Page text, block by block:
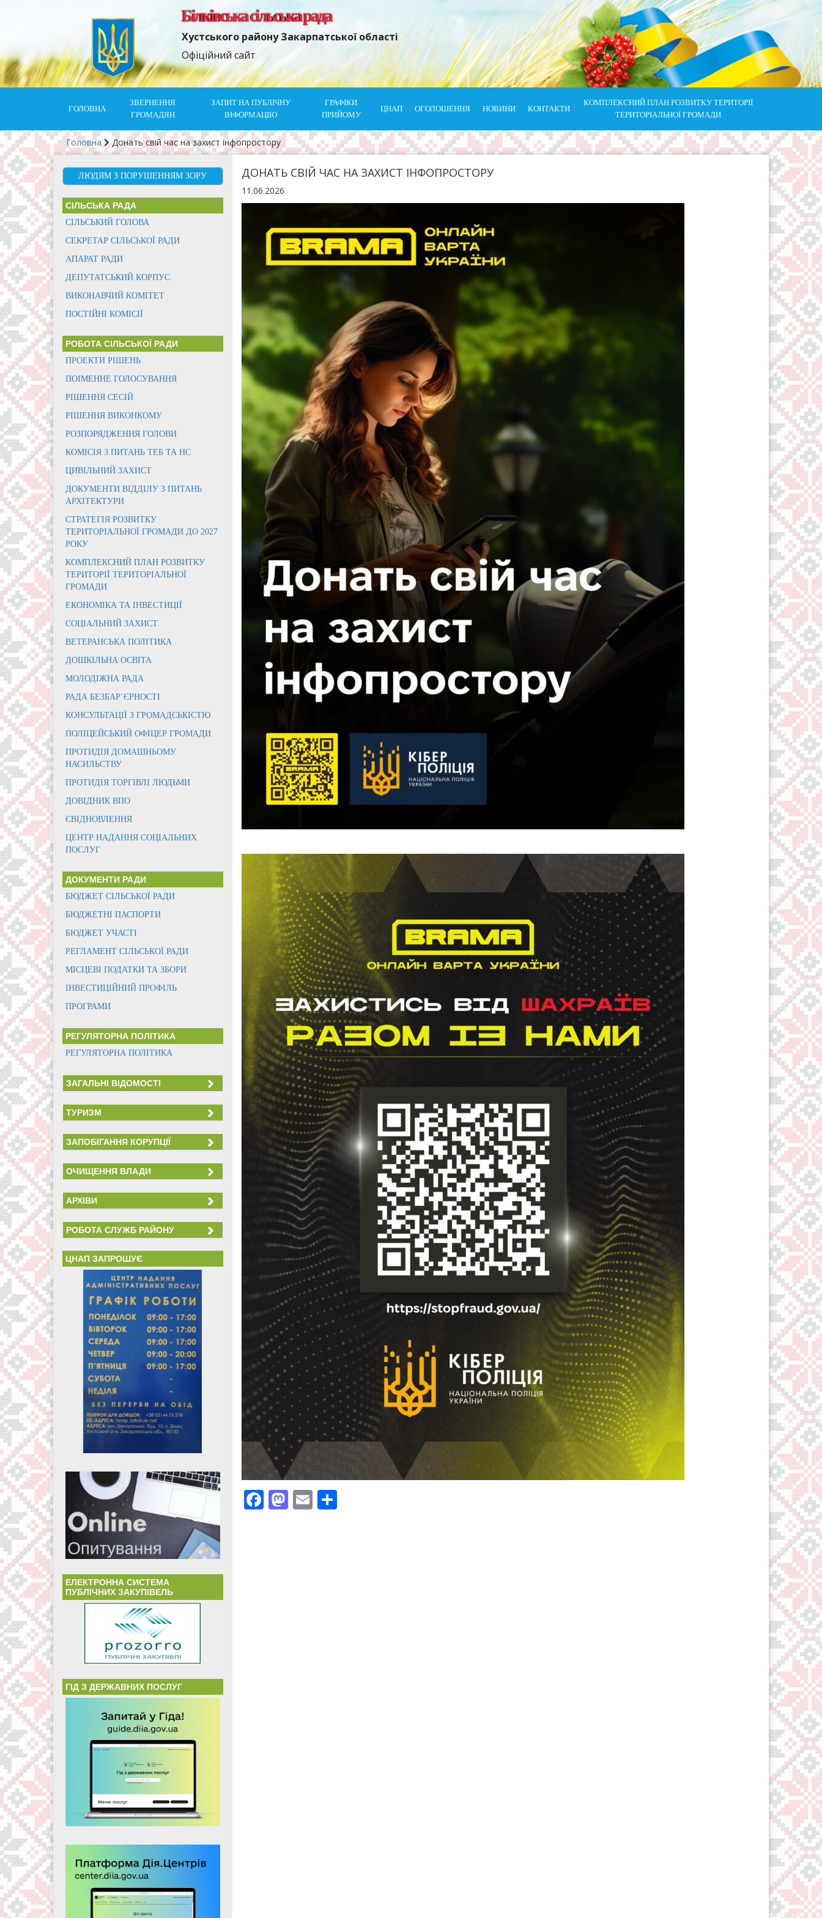
Білківська сільська рада
Хустського району Закарпатської області
Офіційний сайт
ГОЛОВНА
ЗВЕРНЕННЯ
ГРОМАДЯН
ЗАПИТ НА ПУБЛІЧНУ
ІНФОРМАЦІЮ
ГРАФІКИ
ПРИЙОМУ
ЦНАП ОГОЛОШЕННЯ НОВИНИ КОНТАКТИ
КОМПЛЕКСНИЙ ПЛАН РОЗВИТКУ ТЕРИТОРІЇ
ТЕРИТОРІАЛЬНОЇ ГРОМАДИ
Головна Донать свій час на захист інфопростору
ЛЮДЯМ З ПОРУШЕННЯМ ЗОРУ
СІЛЬСЬКА РАДА
СІЛЬСЬКИЙ ГОЛОВА
СЕКРЕТАР СІЛЬСЬКОЇ РАДИ
АПАРАТ РАДИ
ДЕПУТАТСЬКИЙ КОРПУС
ВИКОНАВЧИЙ КОМІТЕТ
ПОСТІЙНІ КОМІСІЇ
РОБОТА СІЛЬСЬКОЇ РАДИ
ПРОЕКТИ РІШЕНЬ
ПОІМЕННЕ ГОЛОСУВАННЯ
РІШЕННЯ СЕСІЙ
РІШЕННЯ ВИКОНКОМУ
РОЗПОРЯДЖЕННЯ ГОЛОВИ
КОМІСІЯ З ПИТАНЬ ТЕБ ТА НС
ЦИВІЛЬНИЙ ЗАХИСТ
ДОКУМЕНТИ ВІДДІЛУ З ПИТАНЬ
АРХІТЕКТУРИ
СТРАТЕГІЯ РОЗВИТКУ
ТЕРИТОРІАЛЬНОЇ ГРОМАДИ ДО 2027
РОКУ
КОМПЛЕКСНИЙ ПЛАН РОЗВИТКУ
ТЕРИТОРІЇ ТЕРИТОРІАЛЬНОЇ
ГРОМАДИ
ЕКОНОМІКА ТА ІНВЕСТИЦІЇ
СОЦІАЛЬНИЙ ЗАХИСТ
ВЕТЕРАНСЬКА ПОЛІТИКА
ДОШКІЛЬНА ОСВІТА
МОЛОДІЖНА РАДА
РАДА БЕЗБАР’ЄРНОСТІ
КОНСУЛЬТАЦІЇ З ГРОМАДСЬКІСТЮ
ПОЛІЦЕЙСЬКИЙ ОФІЦЕР ГРОМАДИ
ПРОТИДІЯ ДОМАШНЬОМУ
НАСИЛЬСТВУ
ПРОТИДІЯ ТОРГІВЛІ ЛЮДЬМИ
ДОВІДНИК ВПО
ЄВІДНОВЛЕННЯ
ЦЕНТР НАДАННЯ СОЦІАЛЬНИХ
ПОСЛУГ
ДОКУМЕНТИ РАДИ
БЮДЖЕТ СІЛЬСЬКОЇ РАДИ
БЮДЖЕТНІ ПАСПОРТИ
БЮДЖЕТ УЧАСТІ
РЕГЛАМЕНТ СІЛЬСЬКОЇ РАДИ
МІСЦЕВІ ПОДАТКИ ТА ЗБОРИ
ІНВЕСТИЦІЙНИЙ ПРОФІЛЬ
ПРОГРАМИ
РЕГУЛЯТОРНА ПОЛІТИКА
РЕГУЛЯТОРНА ПОЛІТИКА
ЗАГАЛЬНІ ВІДОМОСТІ
ТУРИЗМ
ЗАПОБІГАННЯ КОРУПЦІЇ
ОЧИЩЕННЯ ВЛАДИ
АРХІВИ
РОБОТА СЛУЖБ РАЙОНУ
ЦНАП ЗАПРОШУЄ
ЕЛЕКТРОННА СИСТЕМА
ПУБЛІЧНИХ ЗАКУПІВЕЛЬ
ГІД З ДЕРЖАВНИХ ПОСЛУГ
ДОНАТЬ СВІЙ ЧАС НА ЗАХИСТ ІНФОПРОСТОРУ
11.06.2026
Facebook
Mastodon
EmailПоділитися